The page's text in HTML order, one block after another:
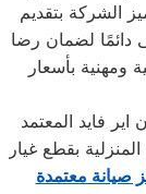
الشركة بتقديم
دائمًا لضمان رضا
ومهنية بأسعار
فايد المعتمد
بقطع غيار
صيانة معتمدة